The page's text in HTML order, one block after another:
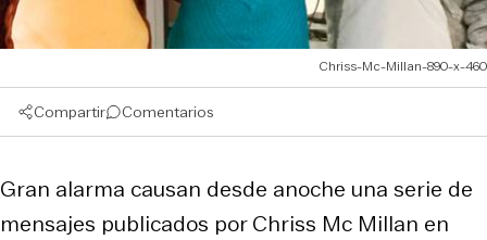
Chriss-Mc-Millan-890-x-460
Compartir Comentarios
Gran alarma causan desde anoche una serie de
mensajes publicados por Chriss Mc Millan en